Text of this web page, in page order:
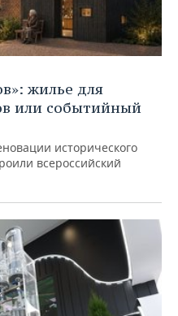
жилье для
или событийный
исторического
всероссийский